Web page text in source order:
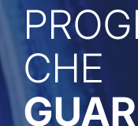
CHE